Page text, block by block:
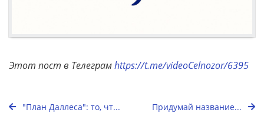
Этот пост в Телеграмhttps://t.me/videoCelnozor/6395
"План Даллеса": то, чт... Придумай название...